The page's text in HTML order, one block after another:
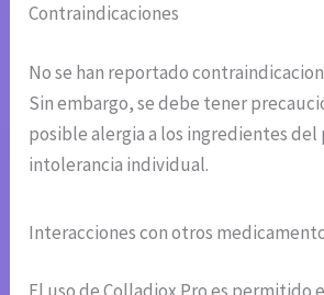
Contraindicaciones
No se han reportado
Sin embargo, se debe tener
posible alergia a los ingredientes
intolerancia individual.
Interacciones con otros